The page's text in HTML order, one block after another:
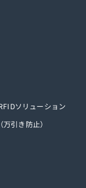
ソリューション
引き防止）